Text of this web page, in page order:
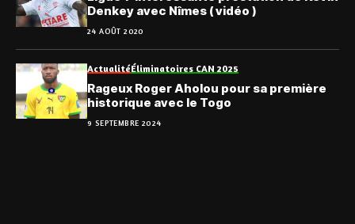
Denkey avec Nîmes ( vidéo )
24 AOÛT 2020
ActualitéÉliminatoires CAN 2025
Rageux Roger Aholou pour sa première
historique avec le Togo
9 SEPTEMBRE 2024